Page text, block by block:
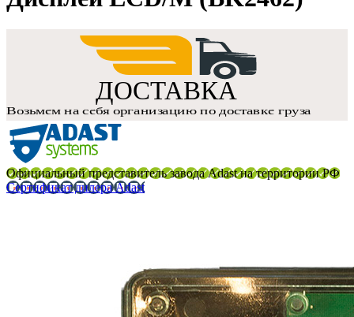
Официальный представитель завода Adast на территории РФ
Сертификат дилера Adast